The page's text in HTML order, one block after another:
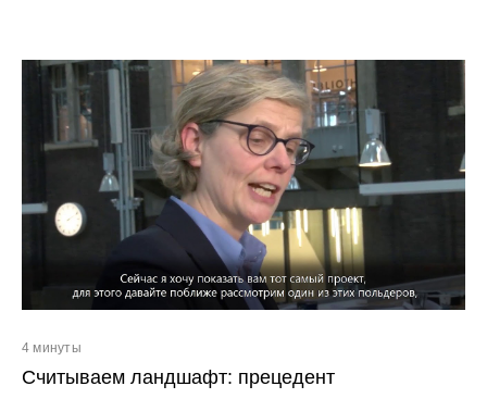
4 минуты
Считываем ландшафт: прецедент